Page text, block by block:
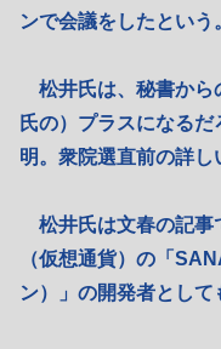
ンで会議をしたという
松井氏は、秘書から
氏の）プラスになる
明。衆院選直前の詳し
松井氏は文春の記事
（仮想通貨）の「
ン）」の開発者として